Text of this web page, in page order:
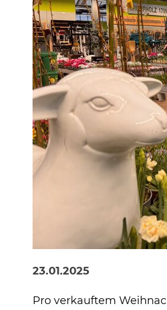
23.01.2025
Pro verkauftem
Diese
auf sichere
Cookie
External
Includes
Cookie